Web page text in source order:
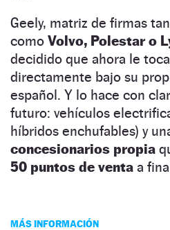
Geely, matriz de firmas
como Volvo, Polestar o
decidido que ahora le
directamente bajo su
español. Y lo hace con
futuro: vehículos
híbridos enchufables) y
concesionarios propia
50 puntos de venta a
MÁS INFORMACIÓN